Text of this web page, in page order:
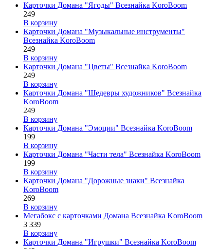
Карточки Домана "Ягоды" Всезнайка KoroBoom
249
В корзину
Карточки Домана "Музыкальные инструменты"
Всезнайка KoroBoom
249
В корзину
Карточки Домана "Цветы" Всезнайка KoroBoom
249
В корзину
Карточки Домана "Шедевры художников" Всезнайка
KoroBoom
249
В корзину
Карточки Домана "Эмоции" Всезнайка KoroBoom
199
В корзину
Карточки Домана "Части тела" Всезнайка KoroBoom
199
В корзину
Карточки Домана "Дорожные знаки" Всезнайка
KoroBoom
269
В корзину
Мегабокс с карточками Домана Всезнайка KoroBoom
3 339
В корзину
Карточки Домана "Игрушки" Всезнайка KoroBoom